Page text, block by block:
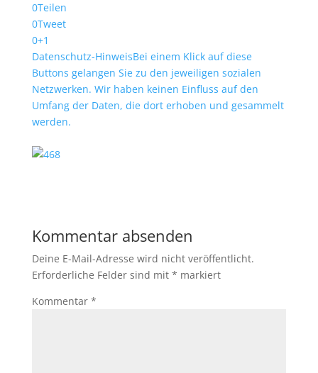
0Teilen
0Tweet
0+1
Datenschutz-HinweisBei einem Klick auf diese
Buttons gelangen Sie zu den jeweiligen sozialen
Netzwerken. Wir haben keinen Einfluss auf den
Umfang der Daten, die dort erhoben und gesammelt
werden.
Kommentar absenden
Deine E-Mail-Adresse wird nicht veröffentlicht.
Erforderliche Felder sind mit * markiert
Kommentar *